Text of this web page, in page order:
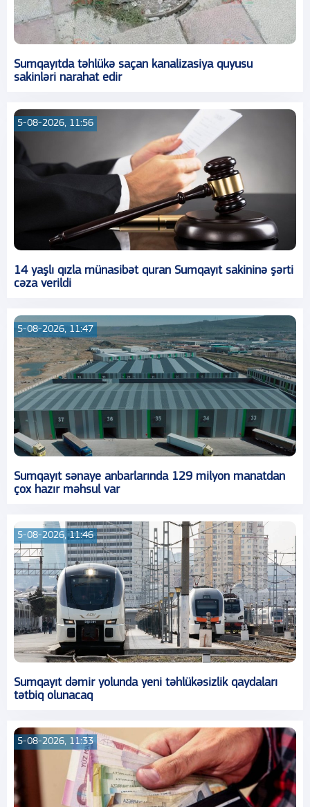
Sumqayıtda təhlükə saçan kanalizasiya quyusu
sakinləri narahat edir
5-08-2026, 11:56
14 yaşlı qızla münasibət quran Sumqayıt sakininə şərti
cəza verildi
5-08-2026, 11:47
Sumqayıt sənaye anbarlarında 129 milyon manatdan
çox hazır məhsul var
5-08-2026, 11:46
Sumqayıt dəmir yolunda yeni təhlükəsizlik qaydaları
tətbiq olunacaq
5-08-2026, 11:33